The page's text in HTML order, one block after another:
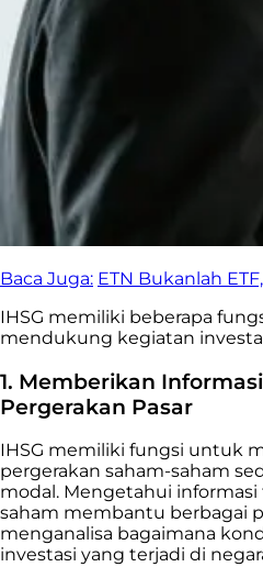
Baca Juga: ETN Bukanlah
IHSG memiliki beberapa
mendukung kegiatan
1. Memberikan
Pergerakan Pasar
IHSG memiliki fungsi untuk
pergerakan saham-saham
modal. Mengetahui
saham membantu berbagai
menganalisa bagaimana
investasi yang terjadi di